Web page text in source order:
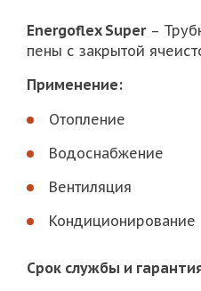
Energoflex Super–
пены с закрытой
Применение:
Отопление
Водоснабжение
Вентиляция
Кондиционирование
Срок службы и